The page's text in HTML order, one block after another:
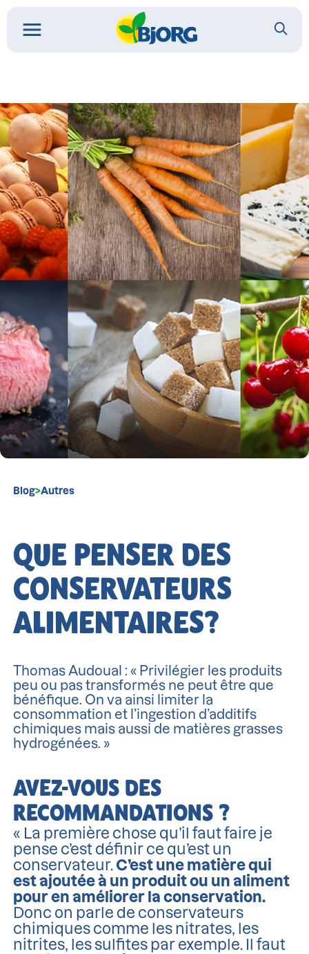
Blog>Autres
QUE PENSER DES
CONSERVATEURS
ALIMENTAIRES?
Thomas Audoual : « Privilégier les produits
peu ou pas transformés ne peut être que
bénéfique. On va ainsi limiter la
consommation et l’ingestion d’additifs
chimiques mais aussi de matières grasses
hydrogénées. »
AVEZ-VOUS DES
RECOMMANDATIONS ?
« La première chose qu’il faut faire je
pense c’est définir ce qu’est un
conservateur. C’est une matière qui
est ajoutée à un produit ou un aliment
pour en améliorer la conservation.
Donc on parle de conservateurs
chimiques comme les nitrates, les
nitrites, les sulfites par exemple. Il faut